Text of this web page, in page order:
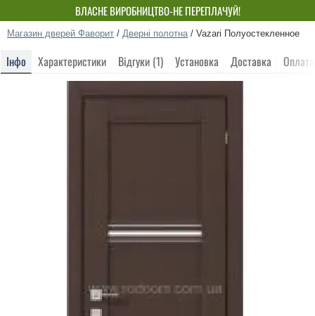
ВЛАСНЕ ВИРОБНИЦТВО-НЕ ПЕРЕПЛАЧУЙ!
Магазин дверей Фаворит / Дверні полотна / Vazari Полуостекленное
Інфо Характеристики Відгуки (1) Установка Доставка Оплата